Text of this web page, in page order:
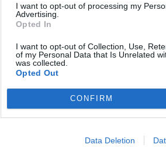
I want to opt-out of processing my
Advertising.
Opted In
I want to opt-out of Collection, Use,
of my Personal Data that Is Unrelated
was collected.
Opted Out
CONFIRM
Data Deletion